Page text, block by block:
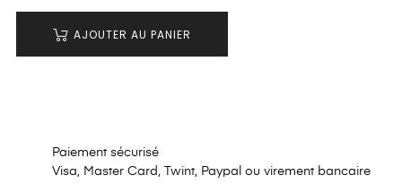
AJOUTER AU PANIER
Paiement sécurisé
Visa, Master Card, Twint, Paypal ou virement bancaire